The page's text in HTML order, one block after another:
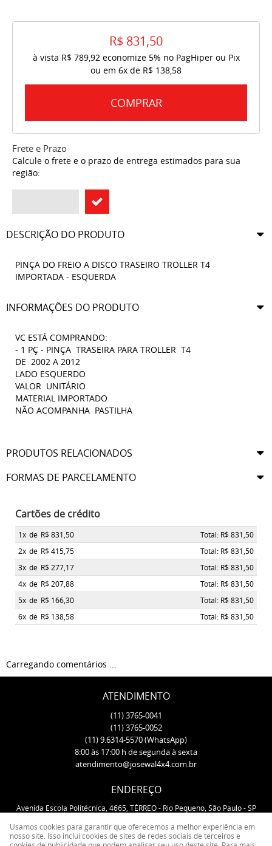
R$ 831,50
à vista R$ 789,92economize 5% no PagHiper ou Pix
ou em 6x de R$ 138,58
COMPRAR
Frete e Prazo
Calcule o frete e o prazo de entrega estimados para sua
região:
DESCRIÇÃO DO PRODUTO
PINÇA DO FREIO A DISCO TRASEIRO TROLLER T4
IMPORTADA - ESQUERDA
INFORMAÇÕES DO PRODUTO
VC ESTÁ COMPRANDO:
- 1 PÇ - PINÇA TRASEIRA PARA TROLLER T4
DE 2002 A 2012
LADO ESQUERDO
VALOR UNITÁRIO
MATERIAL IMPORTADO
NÃO ACOMPANHA PASTILHA
PRODUTOS RELACIONADOS
FORMAS DE PARCELAMENTO
Cartões de crédito
1x de R$ 831,50
Total: R$ 831,50
2x de R$ 415,75
Total: R$ 831,50
3x de R$ 277,17
Total: R$ 831,50
4x de R$ 207,88
Total: R$ 831,50
5x de R$ 166,30
Total: R$ 831,50
6x de R$ 138,58 Total: R$ 831,50
Carregando comentários ...
ATENDIMENTO
(11)3765-0041
(11)3765-0052
(11)9.6314-5570(WhatsApp)
8:00 às 17:00 h de segunda à sexta
atendimento@josewal4x4.com.br
ENDEREÇO
Avenida Escola Politécnica, 4665, TÉRREO- Rio Pequeno, São Paulo-SP
Usamos cookies para garantir que oferecemos a melhor experiência em
nosso site. Isso inclui cookies de sites de redes sociais de terceiros e